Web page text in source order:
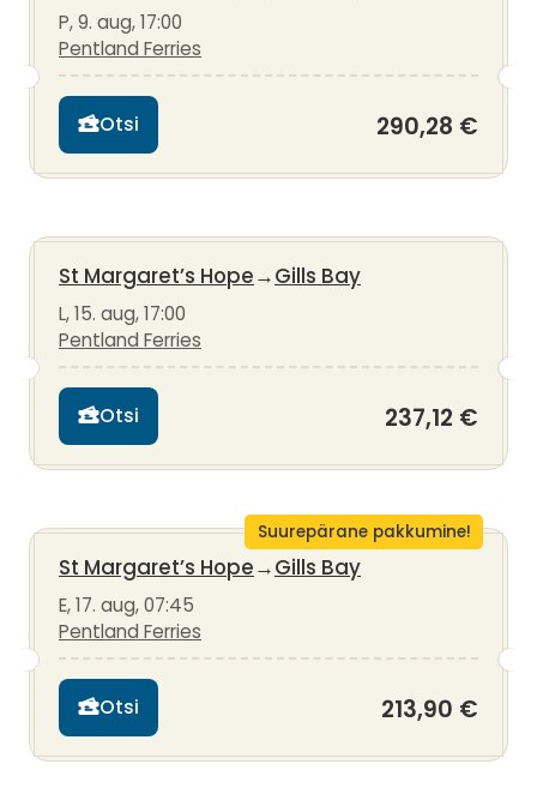
P, 9. aug, 17:00
Pentland Ferries
Otsi 290,28 €
St Margaret’s Hope→Gills Bay
L, 15. aug, 17:00
Pentland Ferries
Otsi 237,12 €
Suurepärane pakkumine!
St Margaret’s Hope→Gills Bay
E, 17. aug, 07:45
Pentland Ferries
Otsi 213,90 €